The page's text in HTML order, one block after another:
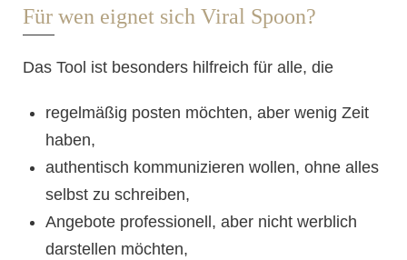
Für wen eignet sich Viral Spoon?
Das Tool ist besonders hilfreich für alle, die
regelmäßig posten möchten, aber wenig Zeit
haben,
authentisch kommunizieren wollen, ohne alles
selbst zu schreiben,
Angebote professionell, aber nicht werblich
darstellen möchten,